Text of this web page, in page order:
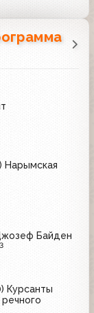
Нарымская
Байден
Курсанты